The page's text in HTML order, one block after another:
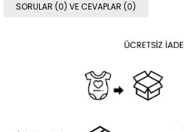
SORULAR (0) VE CEVAPLAR (0)